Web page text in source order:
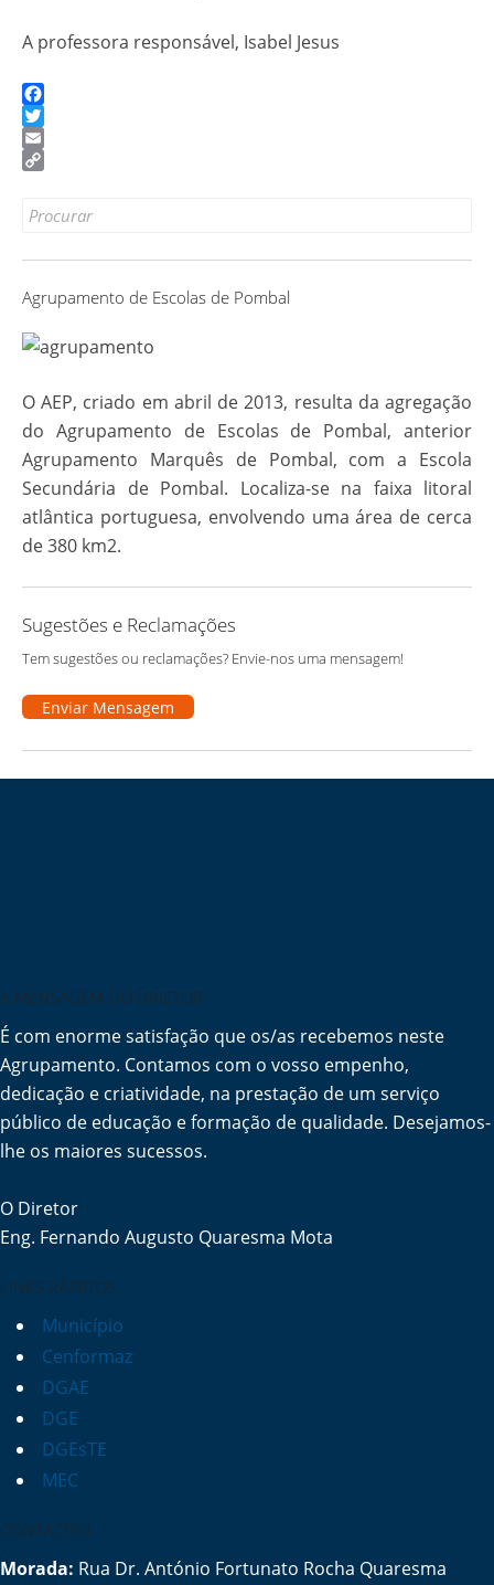
A professora responsável, Isabel Jesus
Facebook
Twitter
Email
Link
Search
Agrupamento de Escolas de Pombal
O AEP, criado em abril de 2013, resulta da agregação
do Agrupamento de Escolas de Pombal, anterior
Agrupamento Marquês de Pombal, com a Escola
Secundária de Pombal. Localiza-se na faixa litoral
atlântica portuguesa, envolvendo uma área de cerca
de 380 km2.
Sugestões e Reclamações
Tem sugestões ou reclamações? Envie-nos uma mensagem!
Enviar Mensagem
A MENSAGEM DO DIRETOR
É com enorme satisfação que os/as recebemos neste
Agrupamento. Contamos com o vosso empenho,
dedicação e criatividade, na prestação de um serviço
público de educação e formação de qualidade. Desejamos-
lhe os maiores sucessos.
O Diretor
Eng. Fernando Augusto Quaresma Mota
LINKS RÁPIDOS
Município
Cenformaz
DGAE
DGE
DGEsTE
MEC
CONTACTOS
Morada: Rua Dr. António Fortunato Rocha Quaresma